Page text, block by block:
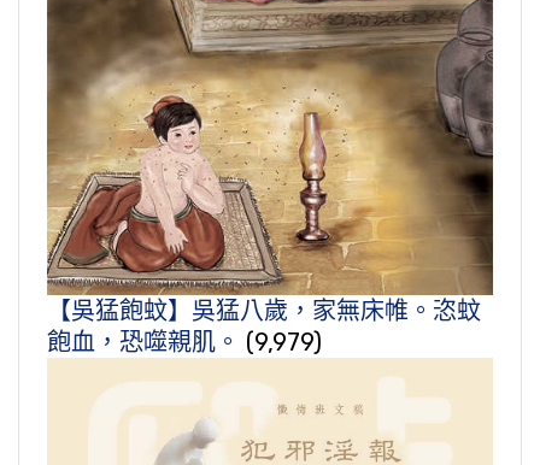
【吳猛飽蚊】吳猛八歲，家無床帷。恣蚊
飽血，恐噬親肌。 (9,979)